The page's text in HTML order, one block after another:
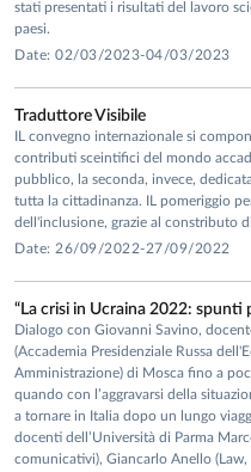
stati presentati i risultati del lavoro
paesi.
Date: 02/03/2023-04/03/2023
Traduttore Visibile
IL convegno internazionale si
contributi sceintifici del mondo
pubblico, la seconda, invece,
tutta la cittadinanza. IL pomeriggio
dell'inclusione, grazie al constributo
Date: 26/09/2022-27/09/2022
“La crisi in Ucraina 2022: spunti
Dialogo con Giovanni Savino,
(Accademia Presidenziale Russa
Amministrazione) di Mosca fino a
quando con l’aggravarsi della
a tornare in Italia dopo un lungo
docenti dell’Università di Parma
comunicativi), Giancarlo Anello